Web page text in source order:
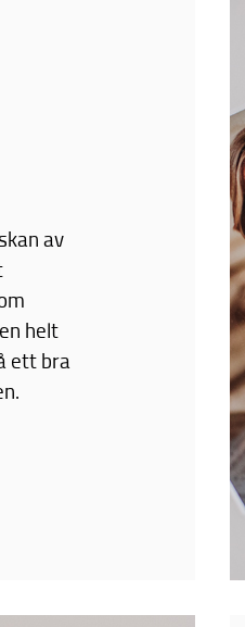
av
helt
ett bra